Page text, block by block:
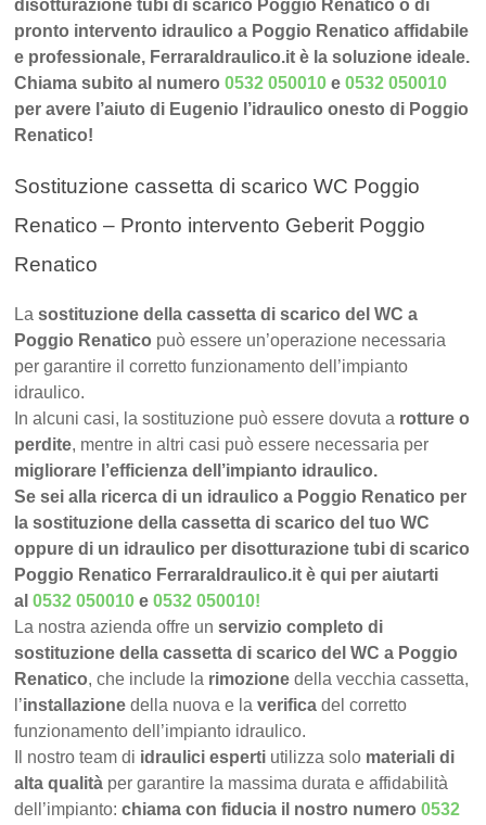
disotturazione tubi di scarico Poggio Renatico o di
pronto intervento idraulico a Poggio Renatico affidabile
e professionale, FerraraIdraulico.it è la soluzione ideale.
Chiama subito al numero0532 050010 e0532 050010
per avere l’aiuto di Eugenio l’idraulico onesto di Poggio
Renatico!
Sostituzione cassetta di scarico WC Poggio
Renatico – Pronto intervento Geberit Poggio
Renatico
Lasostituzione della cassetta di scarico del WC a
Poggio Renatico può essere un’operazione necessaria
per garantire il corretto funzionamento dell’impianto
idraulico.
In alcuni casi, la sostituzione può essere dovuta a rotture o
perdite, mentre in altri casi può essere necessaria per
migliorare l’efficienza dell’impianto idraulico.
Se sei alla ricerca di un idraulico a Poggio Renatico per
la sostituzione della cassetta di scarico del tuo WC
oppure di un idraulico per disotturazione tubi di scarico
Poggio Renatico FerraraIdraulico.it è qui per aiutarti
al0532 050010 e0532 050010!
La nostra azienda offre unservizio completo di
sostituzione della cassetta di scarico del WC a Poggio
Renatico, che include la rimozione della vecchia cassetta,
l’installazione della nuova e laverifica del corretto
funzionamento dell’impianto idraulico.
Il nostro team di idraulici esperti utilizza solo materiali di
alta qualità per garantire la massima durata e affidabilità
dell’impianto:chiama con fiducia il nostro numero0532